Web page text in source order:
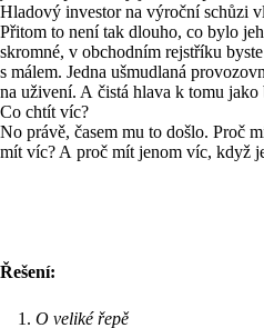
Hladový investor na výroční schůzi
Přitom to není tak dlouho, co bylo
skromné, v obchodním rejstříku
s málem. Jedna ušmudlaná
na uživení. A čistá hlava k tomu jako
Co chtít víc?
No právě, časem mu to došlo. Proč
mít víc? A proč mít jenom víc, když
Řešení:
O veliké řepě